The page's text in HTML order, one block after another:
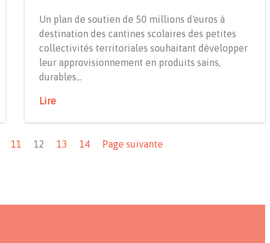
Un plan de soutien de 50 millions d'euros à
destination des cantines scolaires des petites
collectivités territoriales souhaitant développer
leur approvisionnement en produits sains,
durables…
Lire
11 12 13 14 Page suivante